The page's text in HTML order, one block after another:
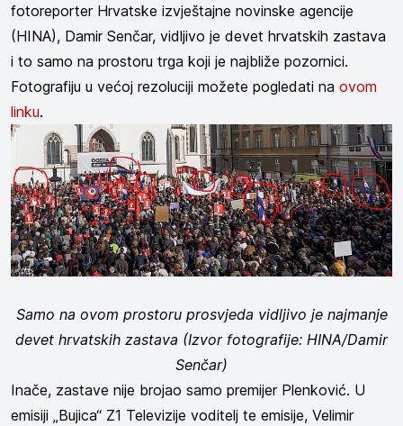
fotoreporter Hrvatske izvještajne novinske agencije
(HINA), Damir Senčar, vidljivo je devet hrvatskih zastava
i to samo na prostoru trga koji je najbliže pozornici.
Fotografiju u većoj rezoluciji možete pogledati na ovom
linku.
Samo na ovom prostoru prosvjeda vidljivo je najmanje
devet hrvatskih zastava (Izvor fotografije: HINA/Damir
Senčar)
Inače, zastave nije brojao samo premijer Plenković. U
emisiji „Bujica“ Z1 Televizije voditelj te emisije, Velimir